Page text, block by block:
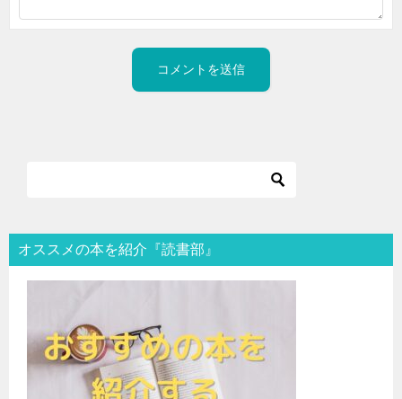
オススメの本を紹介『読書部』